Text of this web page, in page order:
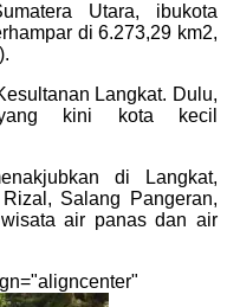
Utara, ibukota
di 6.273,29 km2,
Langkat. Dulu,
kini kota kecil
di Langkat,
Salang Pangeran,
air panas dan air